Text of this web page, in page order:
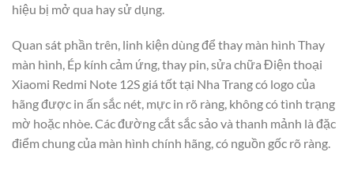
hiệu bị mở qua hay sử dụng.
Quan sát phần trên, linh kiện dùng để thay màn hình Thay
màn hình, Ép kính cảm ứng, thay pin, sửa chữa Điện thoại
Xiaomi Redmi Note 12S giá tốt tại Nha Trang có logo của
hãng được in ấn sắc nét, mực in rõ ràng, không có tình trạng
mờ hoặc nhòe. Các đường cắt sắc sảo và thanh mảnh là đặc
điểm chung của màn hình chính hãng, có nguồn gốc rõ ràng.